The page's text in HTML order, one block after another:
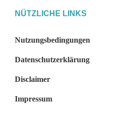
NÜTZLICHE LINKS
Nutzungsbedingungen
Datenschutzerklärung
Disclaimer
Impressum